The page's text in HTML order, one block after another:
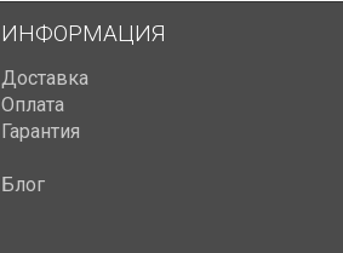
ИНФОРМАЦИЯ
Доставка
Оплата
Гарантия
Блог